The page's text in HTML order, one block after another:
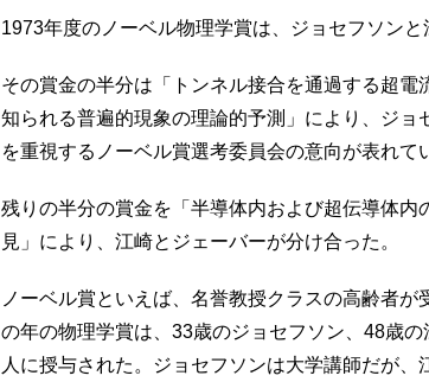
1973年度のノーベル物理学賞は、ジョセフソンと
その賞金の半分は「トンネル接合を通過する超電
知られる普遍的現象の理論的予測」により、ジョ
を重視するノーベル賞選考委員会の意向が表れて
残りの半分の賞金を「半導体内および超伝導体
見」により、江崎とジェーバーが分け合った。
ノーベル賞といえば、名誉教授クラスの高齢者
の年の物理学賞は、33歳のジョセフソン、48歳
人に授与された。ジョセフソンは大学講師だが